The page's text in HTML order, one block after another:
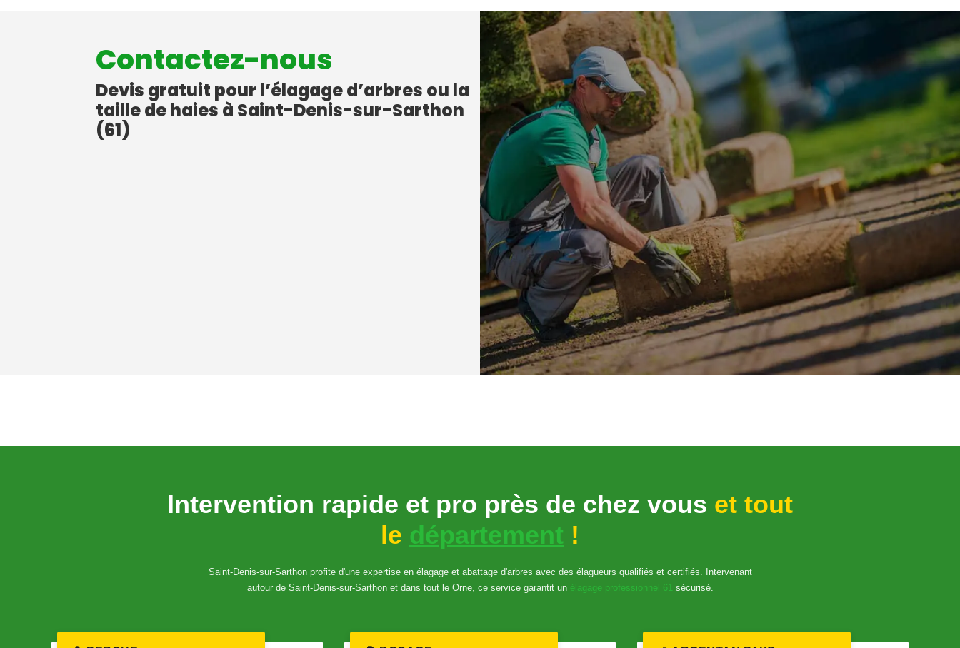
Contactez-nous
Devis gratuit pour l’élagage d’arbres ou la
taille de haies à Saint-Denis-sur-Sarthon
(61)
Intervention rapide et pro près de chez vous et tout
le département !
Saint-Denis-sur-Sarthon profite d'une expertise en élagage et abattage d'arbres avec des élagueurs qualifiés et certifiés. Intervenant
autour de Saint-Denis-sur-Sarthon et dans tout le Orne, ce service garantit un élagage professionnel 61 sécurisé.